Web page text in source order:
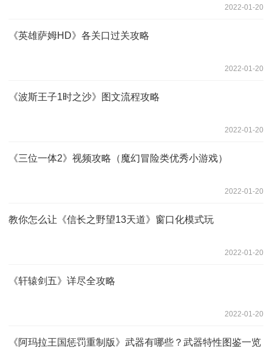
2022-01-20
《英雄萨姆HD》各关口过关攻略
2022-01-20
《波斯王子1时之沙》图文流程攻略
2022-01-20
《三位一体2》视频攻略（魔幻冒险类优秀小游戏）
2022-01-20
教你怎么让《信长之野望13天道》窗口化模式玩
2022-01-20
《轩辕剑五》详尽全攻略
2022-01-20
《阿玛拉王国惩罚重制版》武器有哪些？武器特性图鉴一览